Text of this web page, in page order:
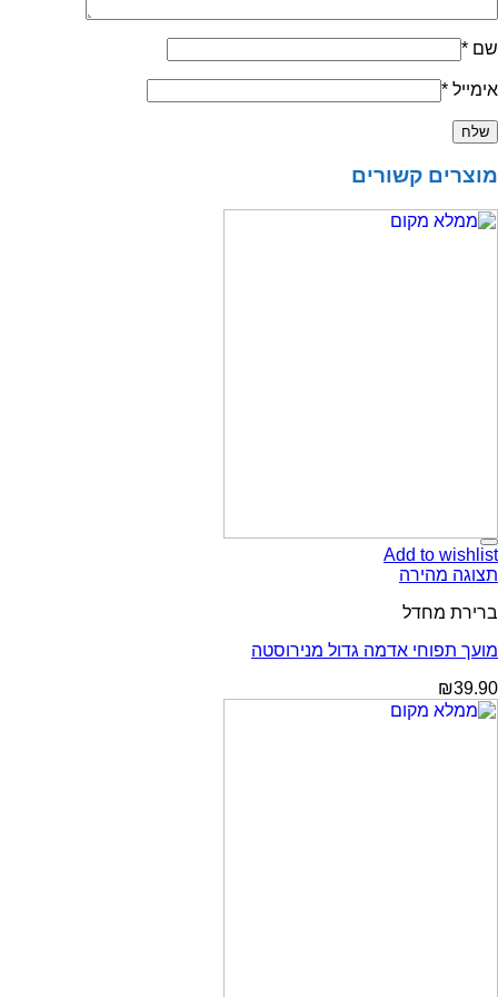
שם *
אימייל *
מוצרים קשורים
Add to wishlist
תצוגה מהירה
ברירת מחדל
מועך תפוחי אדמה גדול מנירוסטה
₪39.90